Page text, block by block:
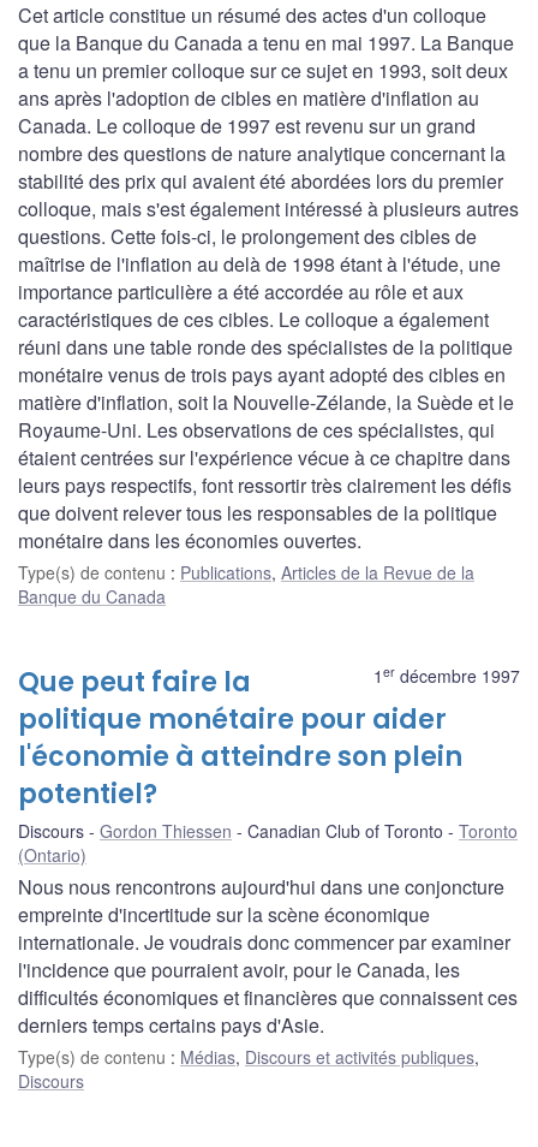
Cet article constitue un résumé des actes d'un colloque
que la Banque du Canada a tenu en mai 1997. La Banque
a tenu un premier colloque sur ce sujet en 1993, soit deux
ans après l'adoption de cibles en matière d'inflation au
Canada. Le colloque de 1997 est revenu sur un grand
nombre des questions de nature analytique concernant la
stabilité des prix qui avaient été abordées lors du premier
colloque, mais s'est également intéressé à plusieurs autres
questions. Cette fois-ci, le prolongement des cibles de
maîtrise de l'inflation au delà de 1998 étant à l'étude, une
importance particulière a été accordée au rôle et aux
caractéristiques de ces cibles. Le colloque a également
réuni dans une table ronde des spécialistes de la politique
monétaire venus de trois pays ayant adopté des cibles en
matière d'inflation, soit la Nouvelle-Zélande, la Suède et le
Royaume-Uni. Les observations de ces spécialistes, qui
étaient centrées sur l'expérience vécue à ce chapitre dans
leurs pays respectifs, font ressortir très clairement les défis
que doivent relever tous les responsables de la politique
monétaire dans les économies ouvertes.
Type(s) de contenu : Publications, Articles de la Revue de la
Banque du Canada
1 er décembre 1997
Que peut faire la
politique monétaire pour aider
l'économie à atteindre son plein
potentiel?
Discours Gordon Thiessen Canadian Club of Toronto
Toronto
(Ontario)
Nous nous rencontrons aujourd'hui dans une conjoncture
empreinte d'incertitude sur la scène économique
internationale. Je voudrais donc commencer par examiner
l'incidence que pourraient avoir, pour le Canada, les
difficultés économiques et financières que connaissent ces
derniers temps certains pays d'Asie.
Type(s) de contenu : Médias, Discours et activités publiques,
Discours